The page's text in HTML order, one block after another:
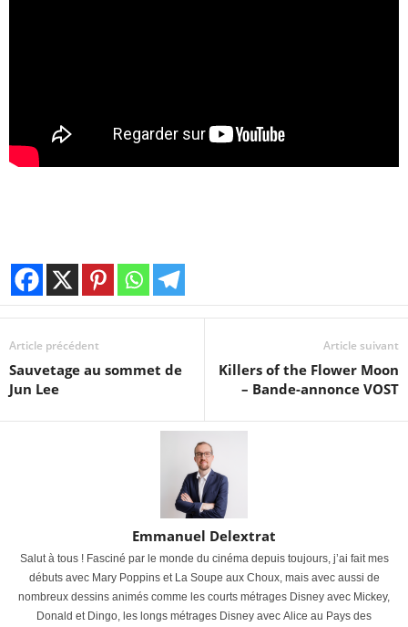
Article précédent
Sauvetage au sommet de
Jun Lee
Article suivant
Killers of the Flower Moon
– Bande-annonce VOST
Emmanuel Delextrat
Salut à tous ! Fasciné par le monde du cinéma depuis toujours, j’ai fait mes
débuts avec Mary Poppins et La Soupe aux Choux, mais avec aussi de
nombreux dessins animés comme les courts métrages Disney avec Mickey,
Donald et Dingo, les longs métrages Disney avec Alice au Pays des